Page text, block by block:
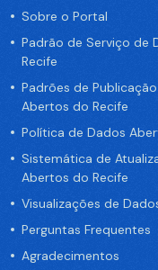
Sobre o Portal
Padrão de Serviço de
Recife
Padrões de
Abertos do Recife
Política de Dados
Sistemática de
Abertos do Recife
Visualizações de
Perguntas Frequentes
Agradecimentos